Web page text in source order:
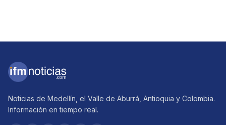
Noticias de Medellín, el Valle de Aburrá, Antioquia y Colombia.
Información en tiempo real.